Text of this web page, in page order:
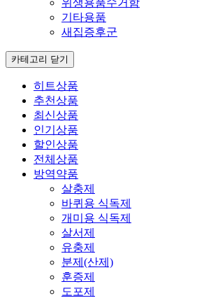
위생용품수거함
기타용품
새집증후군
카테고리 닫기
히트상품
추천상품
최신상품
인기상품
할인상품
전체상품
방역약품
살충제
바퀴용 식독제
개미용 식독제
살서제
유충제
분제(산제)
훈증제
도포제